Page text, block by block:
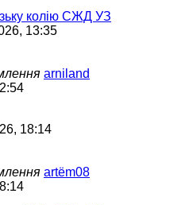
колію СЖД УЗ
13:35
arniland
18:14
artëm08